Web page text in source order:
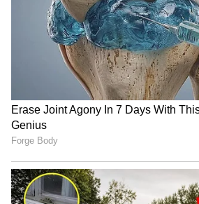
அனுபவத்தைத் தரும்.
வானிலையும், கண்ணுக்குக்
நிலப்பரப்புகளும்
சிறந்த இடங்களில்
மாற்றுகிறது. பட்ஜெட்டுல
போறவங்களுக்கு இந்த
கொடுக்கும்.